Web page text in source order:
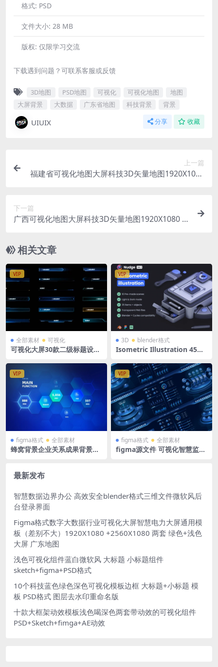
格式: PSD
文件大小: 28 MB
版权: 仅限学习交流
下载遇到问题？可联系客服或反馈
3D地图 PSD地图 可视化 可视化地图
地图
大屏背景
大数据 广东省地图 科技背景 背景
UIUIX 分享 收藏
上一篇
福建省可视化地图大屏科技3D矢量地图1920X1080
下一篇
广西可视化地图大屏科技3D矢量地图1920X1080 P
相关文章
VIP
全部素材 可视化
可视化大屏30款二级标题设计
ketch+Figma格式
VIP
3D blender格式
Isometric Illustration 45款
插图插画png免抠图片设计素
材
VIP
figma格式 全部素材
蜂窝背景企业关系成果背景墙
VIP
figma格式 全部素材
figma源文件 可视化智慧监测
最新发布
智慧数据边界办公 高效安全blender格式三维文件微软风后
台登录界面
Figma格式数字大数据行业可视化大屏智慧电力大屏通用模
板（差别不大）1920X1080 +2560X1080 两套 绿色+浅色
大屏 广东地图
浅色可视化组件蓝白微软风 大标题 小标题组件
sketch+figma+PSD格式
10个科技蓝色绿色深色可视化模板边框 大标题+小标题 模
板 PSD格式 图层去水印重命名版
十款大框架动效模板浅色喝深色两套带动效的可视化组件
PSD+Sketch+fimga+AE动效